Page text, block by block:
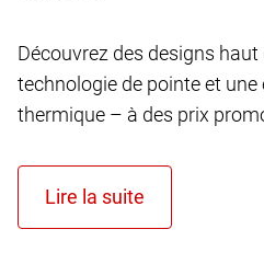
Découvrez des designs
technologie de pointe et
thermique – à des prix